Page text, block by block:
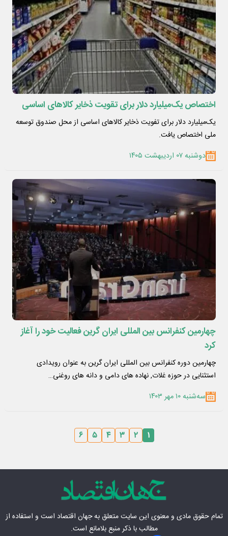
اختصاص یک‌میلیارد دلار برای تقویت ذخایر کالاهای اساسی
یک‌میلیارد دلار برای تفویت ذخایر کالاهای اساسی از محل صندوق توسعه
ملی اختصاص یافت.
دوشنبه ۰۷ اردیبهشت ۱۴۰۵
چهارمین کنفرانس بین المللی ایران گرین فعالیت خود را آغاز
کرد
چهارمین دوره کنفرانس بین المللی ایران گرین به عنوان رویدادی
استثنایی در حوزه غلات, نهاده های دامی و دانه های روغنی…
سه‌شنبه ۱۰ مهر ۱۴۰۳
۱ ۲ ۳ ۴ ۵ ۶
تمام حقوق مادی‌ و معنوی این سایت متعلق بهجهان اقتصاد است و استفاده از
مطالب با ذکر منبع بلامانع است.